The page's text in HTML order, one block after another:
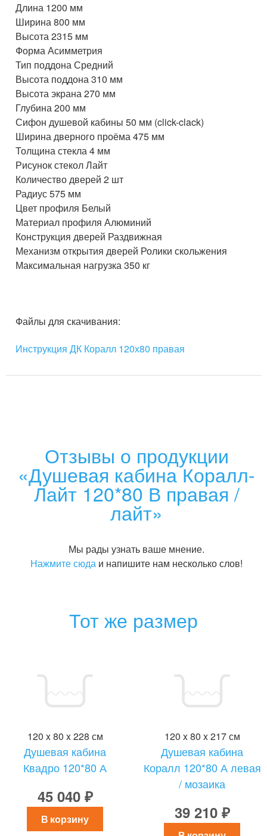
Длина 1200 мм
Ширина 800 мм
Высота 2315 мм
Форма Асимметрия
Тип поддона Средний
Высота поддона 310 мм
Высота экрана 270 мм
Глубина 200 мм
Сифон душевой кабины 50 мм (click-clack)
Ширина дверного проёма 475 мм
Толщина стекла 4 мм
Рисунок стекол Лайт
Количество дверей 2 шт
Радиус 575 мм
Цвет профиля Белый
Материал профиля Алюминий
Конструкция дверей Раздвижная
Механизм открытия дверей Ролики скольжения
Максимальная нагрузка 350 кг
Файлы для скачивания:
Инструкция ДК Коралл 120х80 правая
Отзывы о продукции
«Душевая кабина Коралл-
Лайт 120*80 В правая /
лайт»
Мы рады узнать ваше мнение.
Нажмите сюда и напишите нам несколько слов!
Тот же размер
120 x 80 x 228 см
Душевая кабина
Квадро 120*80 А
45 040 ₽
В корзину
120 x 80 x 217 см
Душевая кабина
Коралл 120*80 А левая
/ мозаика
39 210 ₽